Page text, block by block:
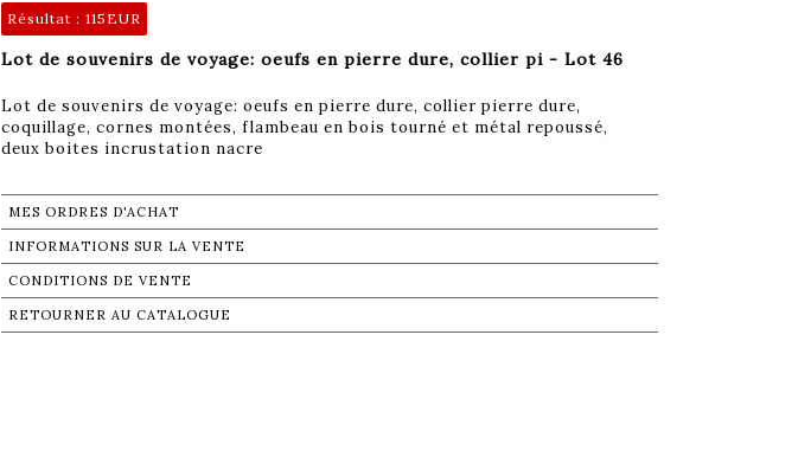
Résultat : 115EUR
Lot de souvenirs de voyage: oeufs en pierre dure, collier pi - Lot 46
Lot de souvenirs de voyage: oeufs en pierre dure, collier pierre dure,
coquillage, cornes montées, flambeau en bois tourné et métal repoussé,
deux boites incrustation nacre
MES ORDRES D'ACHAT
INFORMATIONS SUR LA VENTE
CONDITIONS DE VENTE
RETOURNER AU CATALOGUE